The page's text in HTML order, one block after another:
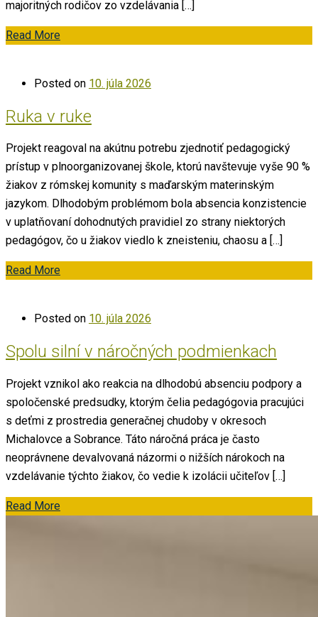
majoritných rodičov zo vzdelávania […]
Read More
Posted on 10. júla 2026
Ruka v ruke
Projekt reagoval na akútnu potrebu zjednotiť pedagogický
prístup v plnoorganizovanej škole, ktorú navštevuje vyše 90 %
žiakov z rómskej komunity s maďarským materinským
jazykom. Dlhodobým problémom bola absencia konzistencie
v uplatňovaní dohodnutých pravidiel zo strany niektorých
pedagógov, čo u žiakov viedlo k zneisteniu, chaosu a […]
Read More
Posted on 10. júla 2026
Spolu silní v náročných podmienkach
Projekt vznikol ako reakcia na dlhodobú absenciu podpory a
spoločenské predsudky, ktorým čelia pedagógovia pracujúci
s deťmi z prostredia generačnej chudoby v okresoch
Michalovce a Sobrance. Táto náročná práca je často
neoprávnene devalvovaná názormi o nižších nárokoch na
vzdelávanie týchto žiakov, čo vedie k izolácii učiteľov […]
Read More